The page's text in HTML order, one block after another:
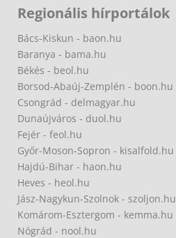
Regionális hírportálok
Bács-Kiskun - baon.hu
Baranya - bama.hu
Békés - beol.hu
Borsod-Abaúj-Zemplén - boon.hu
Csongrád - delmagyar.hu
Dunaújváros - duol.hu
Fejér - feol.hu
Győr-Moson-Sopron - kisalfold.hu
Hajdú-Bihar - haon.hu
Heves - heol.hu
Jász-Nagykun-Szolnok - szoljon.hu
Komárom-Esztergom - kemma.hu
Nógrád - nool.hu